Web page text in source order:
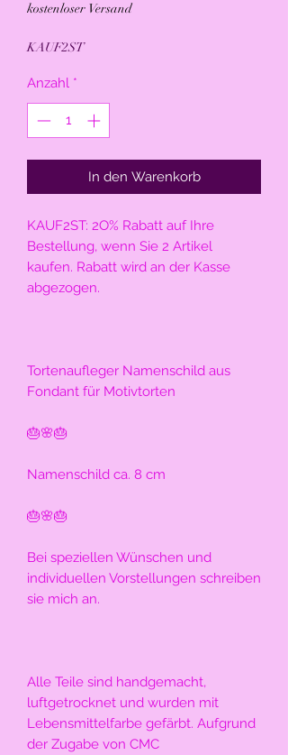
kostenloser Versand
KAUF2ST
Anzahl *
In den Warenkorb
KAUF2ST: 2O% Rabatt auf Ihre
Bestellung, wenn Sie 2 Artikel
kaufen. Rabatt wird an der Kasse
abgezogen.
Tortenaufleger Namenschild aus
Fondant für Motivtorten
🎂🌸🎂
Namenschild ca. 8 cm
🎂🌸🎂
Bei speziellen Wünschen und
individuellen Vorstellungen schreiben
sie mich an.
Alle Teile sind handgemacht,
luftgetrocknet und wurden mit
Lebensmittelfarbe gefärbt. Aufgrund
der Zugabe von CMC